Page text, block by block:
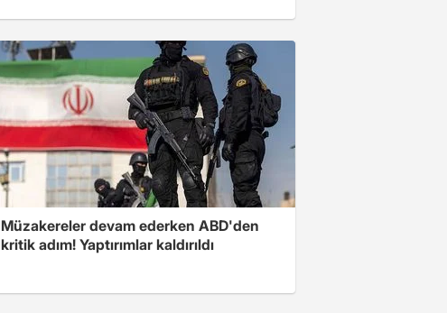
Müzakereler devam ederken ABD'den
kritik adım! Yaptırımlar kaldırıldı